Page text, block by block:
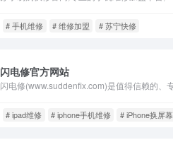
# 手机维修 # 维修加盟 # 苏宁快修
闪电修官方网站
# ipad维修 # iphone手机维修 # iPhone换屏幕